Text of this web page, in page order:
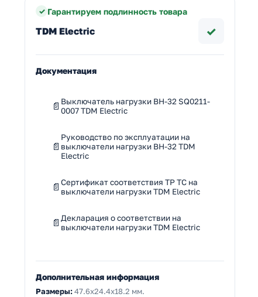
Гарантируем подлинность товара
TDM Electric ✓
Документация
Выключатель нагрузки ВН-32 SQ0211-
0007 TDM Electric
Руководство по эксплуатации на
выключатели нагрузки ВН-32 TDM
Electric
Сертификат соответствия ТР ТС на
выключатели нагрузки TDM Electric
Декларация о соответствии на
выключатели нагрузки TDM Electric
Дополнительная информация
Размеры:47.6x24.4x18.2 мм.